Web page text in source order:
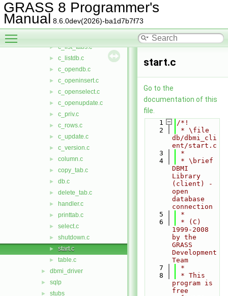
GRASS 8 Programmer's
Manual 8.6.0dev(2026)-ba1d7b7f73
► c_finddb.c
► c_insert.c
► c_list_drivers.c
► c_list_tabs.c
► c_listdb.c
► c_opendb.c
► c_openinsert.c
► c_openselect.c
► c_openupdate.c
► c_priv.c
► c_rows.c
► c_update.c
► c_version.c
► column.c
► copy_tab.c
► db.c
► delete_tab.c
► handler.c
► printtab.c
► select.c
► shutdown.c
► start.c
► table.c
► dbmi_driver
► sqlp
► stubs
start.c
Go to the
documentation of this
file.
    1
/*!
    2
* \file
db/dbmi_cli
ent/start.c
    3
*
    4
* \brief
DBMI
Library
(client) -
open
database
connection
    5
*
    6
* (C)
1999-2008
by the
GRASS
Development
Team
    7
*
    8
* This
program is
free